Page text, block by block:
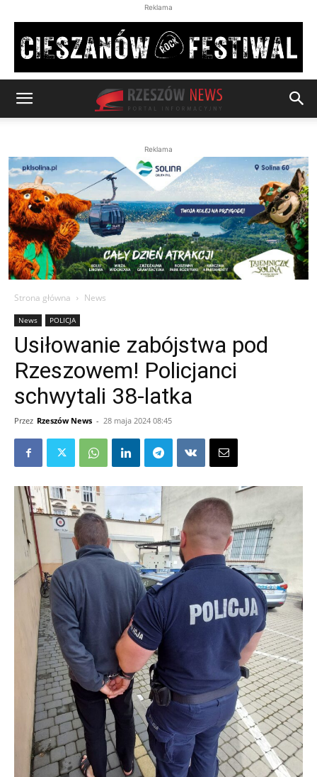
Reklama
Reklama
Strona główna News
News POLICJA
Usiłowanie zabójstwa pod
Rzeszowem! Policjanci
schwytali 38-latka
Przez Rzeszów News - 28 maja 2024 08:45